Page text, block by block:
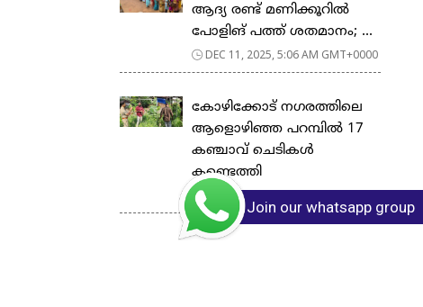
ആദ്യ രണ്ട് മണിക്കൂറില്‍
പോളിങ് പത്ത് ശതമാനം; ...
DEC 11, 2025, 5:06 AM GMT+0000
കോഴിക്കോട് നഗരത്തിലെ
ആളൊഴിഞ്ഞ പറമ്പിൽ 17
കഞ്ചാവ് ചെടികൾ
കണ്ടെത്തി
DEC 11, 2025, 3:57 AM GMT+0000
Join our whatsapp group